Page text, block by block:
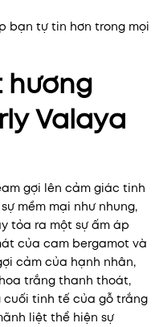
bạn tự tin hơn trong mọi
hương
Valaya
gợi lên cảm giác tinh
mềm mại như nhung,
tỏa ra một sự ấm áp
của cam bergamot và
cảm của hạnh nhân,
trắng thanh thoát,
tinh tế của gỗ trắng
liệt thể hiện sự